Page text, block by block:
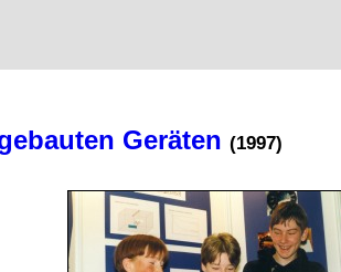
Geräten (1997)